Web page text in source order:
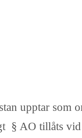
upptar som
§ AO tillåts